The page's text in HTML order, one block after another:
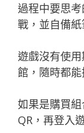
過程中要思
戰，並自備紙
遊戲沒有使
館，隨時都能
如果是購買
QR，再登入